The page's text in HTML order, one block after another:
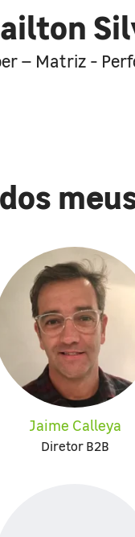
– Matriz -
Jaime Calleya
Diretor B2B